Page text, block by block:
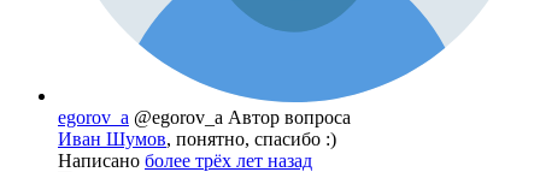
egorov_a @egorov_a Автор вопроса
Иван Шумов, понятно, спасибо :)
Написано более трёх лет назад